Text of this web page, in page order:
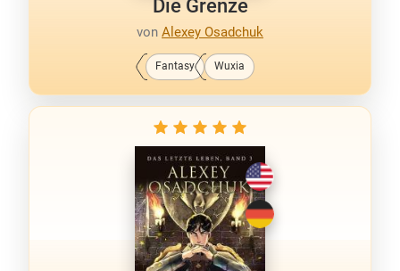
Die Grenze
von Alexey Osadchuk
Fantasy Wuxia